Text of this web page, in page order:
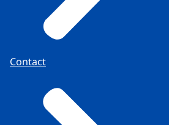
Contact